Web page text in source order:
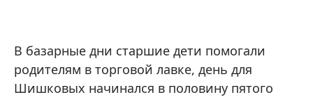
В базарные дни старшие дети помогали
родителям в торговой лавке, день для
Шишковых начинался в половину пятого